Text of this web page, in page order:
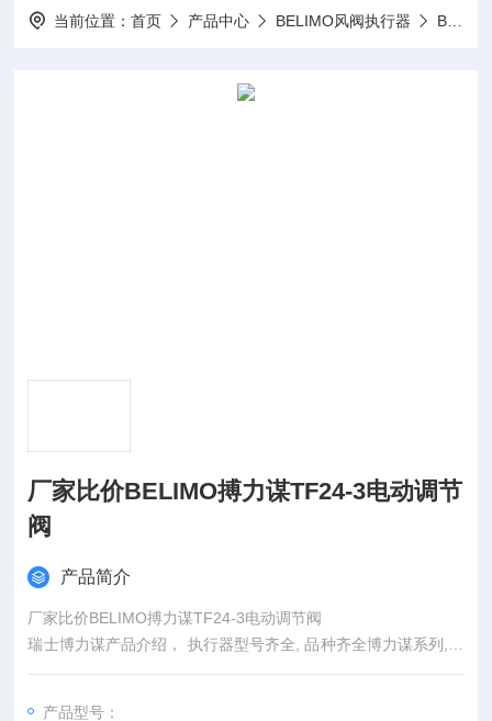
当前位置：首页 产品中心 BELIMO风阀执行器 BELIMO驱动器LMQ24A-SR
厂家比价BELIMO搏力谋TF24-3电动调节
阀
产品简介
厂家比价BELIMO搏力谋TF24-3电动调节阀
瑞士博力谋产品介绍， 执行器型号齐全, 品种齐全博力谋系列,原
厂进口*,现货供应,售后*,可支持货到付款附件的客户。或者由本
产品型号：